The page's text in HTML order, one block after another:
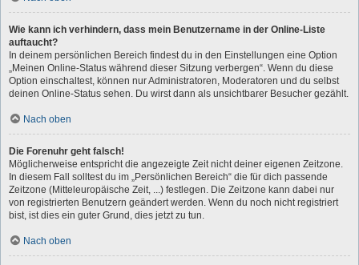
Wie kann ich verhindern, dass mein Benutzername in der Online-Liste
auftaucht?
In deinem persönlichen Bereich findest du in den Einstellungen eine Option
„Meinen Online-Status während dieser Sitzung verbergen“. Wenn du diese
Option einschaltest, können nur Administratoren, Moderatoren und du selbst
deinen Online-Status sehen. Du wirst dann als unsichtbarer Besucher gezählt.
Nach oben
Die Forenuhr geht falsch!
Möglicherweise entspricht die angezeigte Zeit nicht deiner eigenen Zeitzone.
In diesem Fall solltest du im „Persönlichen Bereich“ die für dich passende
Zeitzone (Mitteleuropäische Zeit, ...) festlegen. Die Zeitzone kann dabei nur
von registrierten Benutzern geändert werden. Wenn du noch nicht registriert
bist, ist dies ein guter Grund, dies jetzt zu tun.
Nach oben